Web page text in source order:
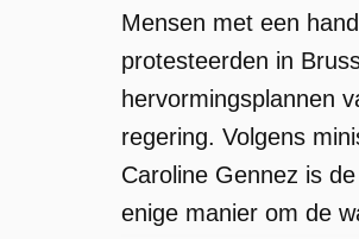
Mensen met een
protesteerden in
hervormingsplannen
regering. Volgens
Caroline Gennez is
enige manier om de